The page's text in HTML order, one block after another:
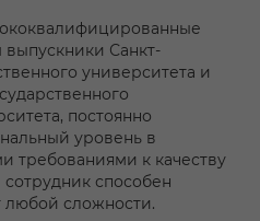
Санкт-
университета и
постоянно
уровень в
требованиями к качеству
способен
любой сложности.